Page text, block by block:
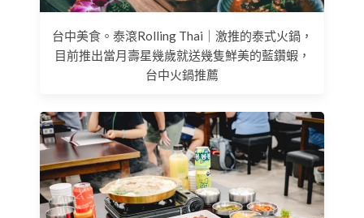
台中美食。泰滾Rolling Thai｜激推的泰式火鍋，
目前推出當月壽星幾歲就送幾隻鮮美的藍鑽蝦，
台中火鍋推薦